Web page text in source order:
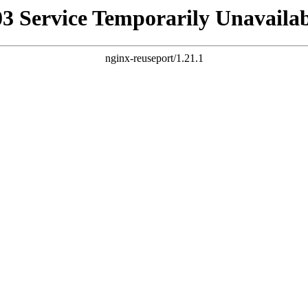
Service Temporarily
nginx-reuseport/1.21.1